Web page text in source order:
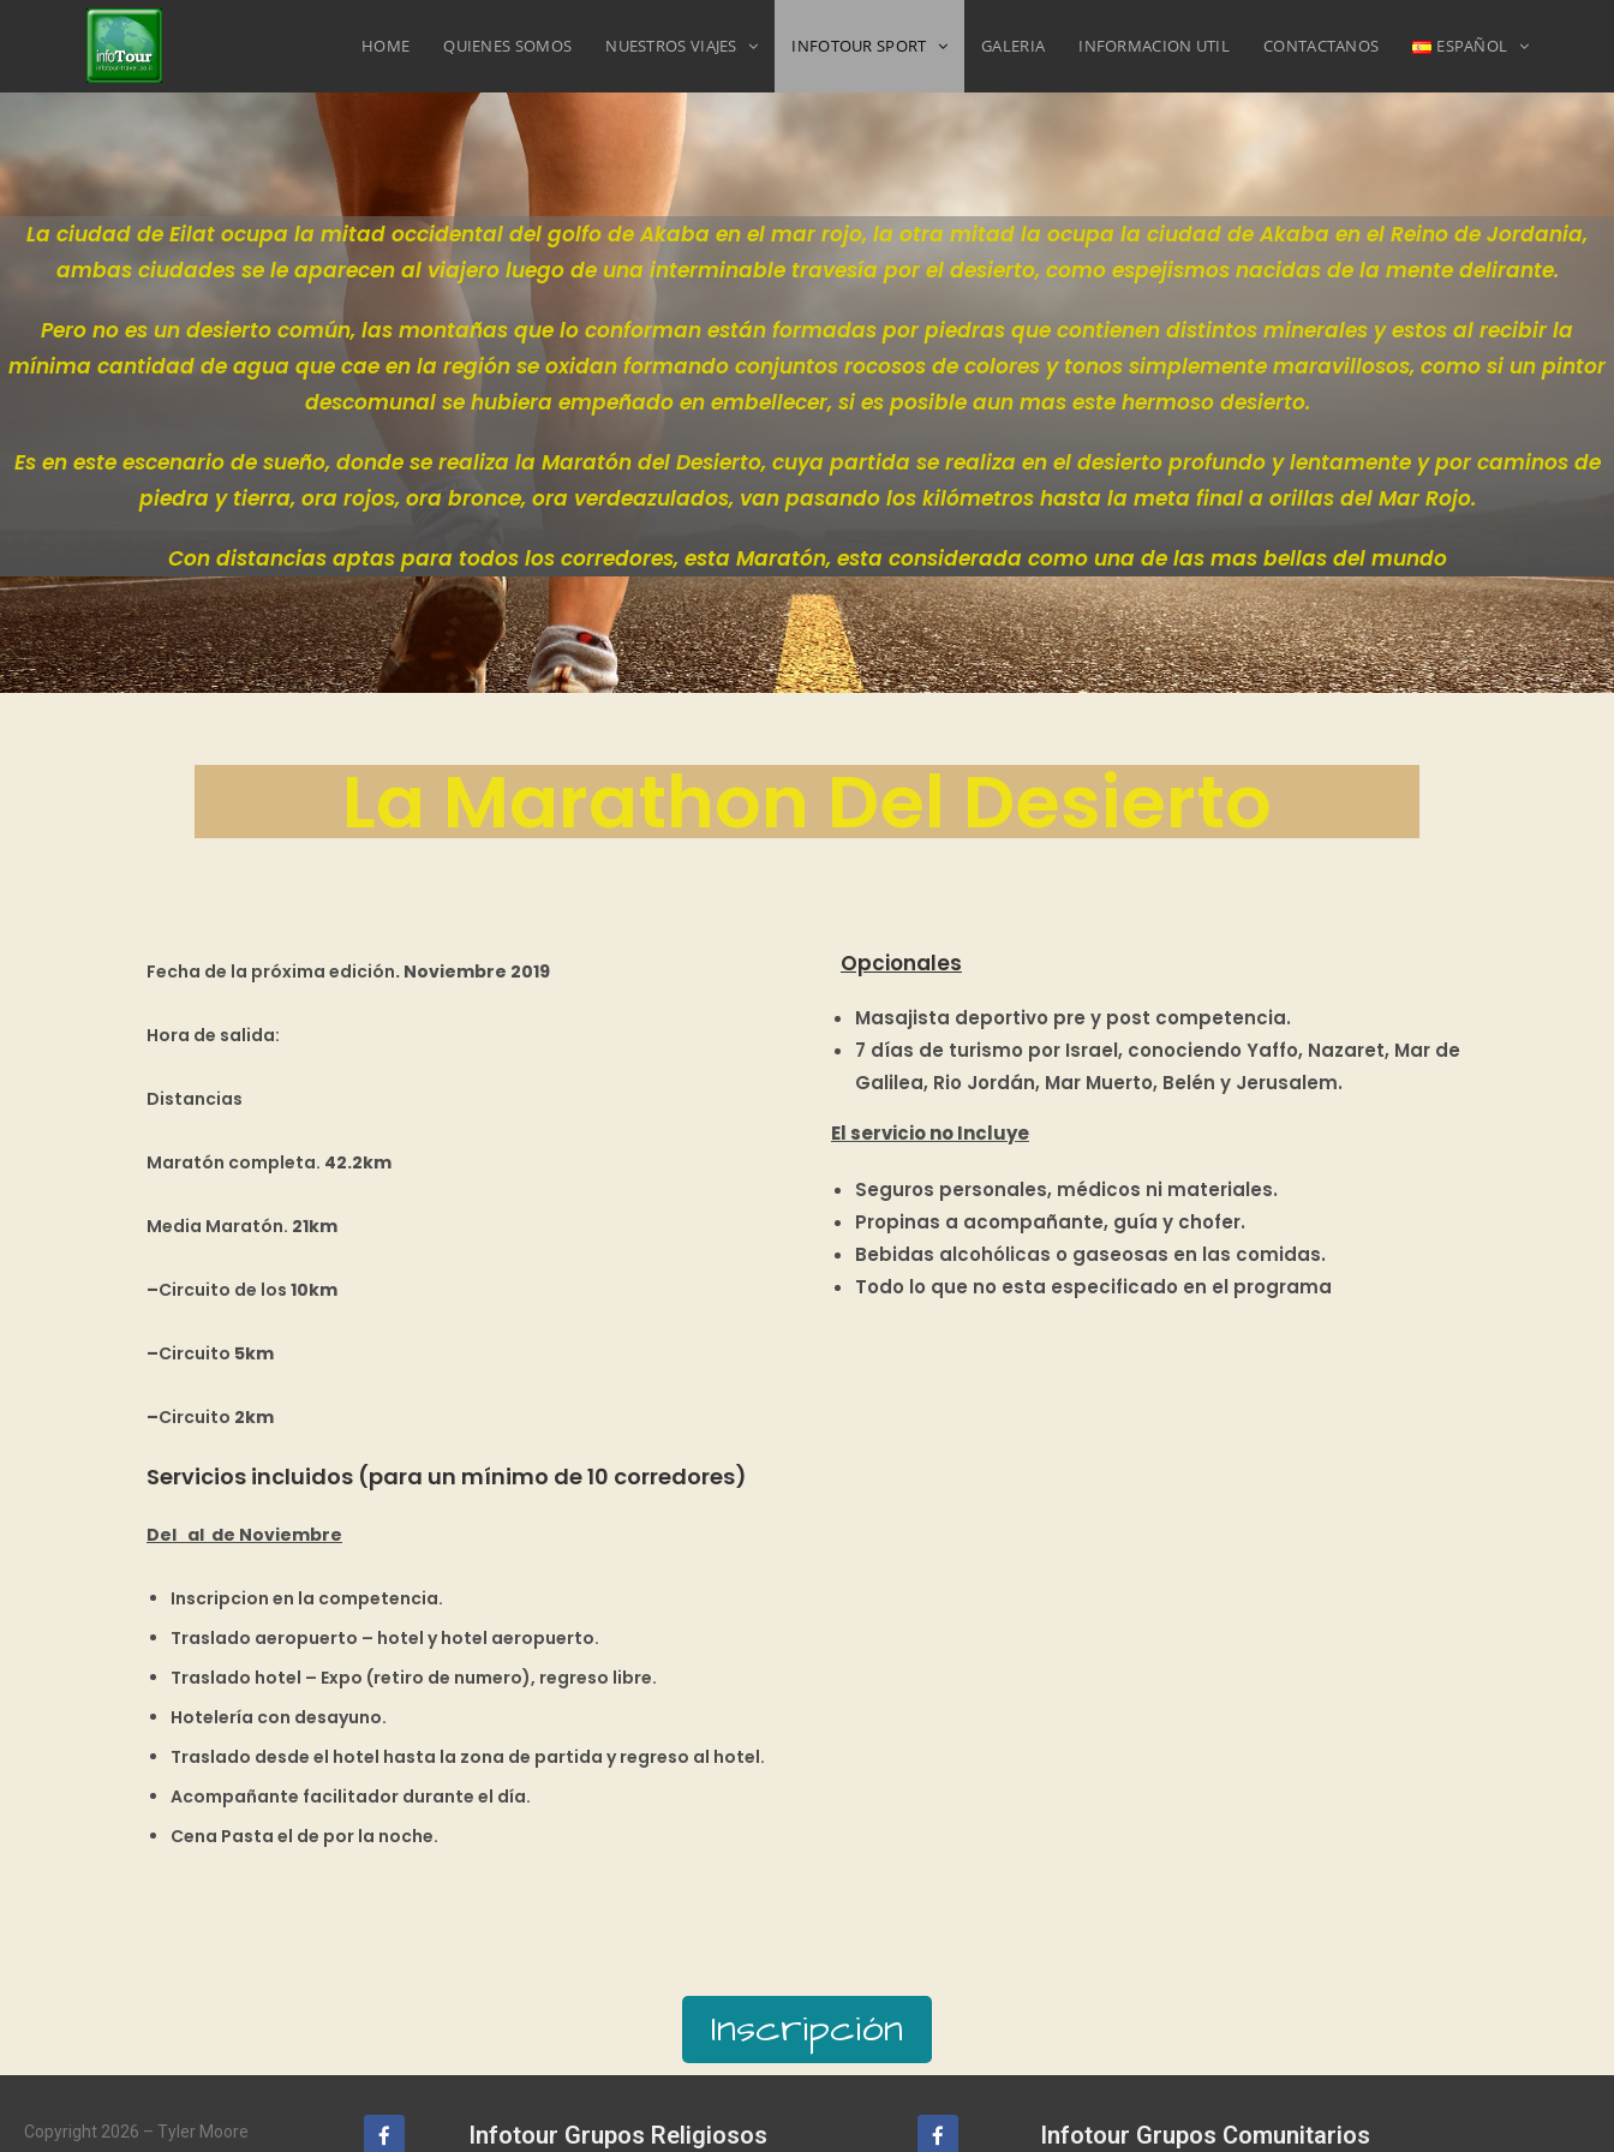
HOME QUIENES SOMOS NUESTROS VIAJES INFOTOUR SPORT GALERIA INFORMACION UTIL CONTACTANOS ESPAÑOL
La ciudad de Eilat ocupa la mitad occidental del golfo de Akaba en el mar rojo, la otra mitad la ocupa la ciudad de Akaba en el Reino de Jordania,
ambas ciudades se le aparecen al viajero luego de una interminable travesía por el desierto, como espejismos nacidas de la mente delirante.
Pero no es un desierto común, las montañas que lo conforman están formadas por piedras que contienen distintos minerales y estos al recibir la
mínima cantidad de agua que cae en la región se oxidan formando conjuntos rocosos de colores y tonos simplemente maravillosos, como si un pintor
descomunal se hubiera empeñado en embellecer, si es posible aun mas este hermoso desierto.
Es en este escenario de sueño, donde se realiza la Maratón del Desierto, cuya partida se realiza en el desierto profundo y lentamente y por caminos de
piedra y tierra, ora rojos, ora bronce, ora verdeazulados, van pasando los kilómetros hasta la meta final a orillas del Mar Rojo.
Con distancias aptas para todos los corredores, esta Maratón, esta considerada como una de las mas bellas del mundo
La Marathon Del Desierto
Fecha de la próxima edición. Noviembre 2019
Hora de salida:
Distancias
Maratón completa. 42.2km
Media Maratón. 21km
–Circuito de los 10km
–Circuito 5km
–Circuito 2km
Servicios incluidos (para un mínimo de 10 corredores)
Del al de Noviembre
Inscripcion en la competencia.
Traslado aeropuerto – hotel y hotel aeropuerto.
Traslado hotel – Expo (retiro de numero), regreso libre.
Hotelería con desayuno.
Traslado desde el hotel hasta la zona de partida y regreso al hotel.
Acompañante facilitador durante el día.
Cena Pasta el de por la noche.
Opcionales
Masajista deportivo pre y post competencia.
7 días de turismo por Israel, conociendo Yaffo, Nazaret, Mar de
Galilea, Rio Jordán, Mar Muerto, Belén y Jerusalem.
El servicio no Incluye
Seguros personales, médicos ni materiales.
Propinas a acompañante, guía y chofer.
Bebidas alcohólicas o gaseosas en las comidas.
Todo lo que no esta especificado en el programa
Inscripción
Copyright 2026 – Tyler Moore Infotour Grupos Religiosos Infotour Grupos Comunitarios